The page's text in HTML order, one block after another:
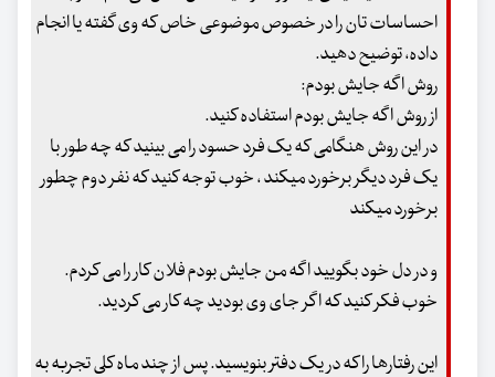
احساسات تان را در خصوص موضوعی خاص که وی گفته یا انجام
داده، توضیح دهید.
روش اگه جایش بودم:
از روش اگه جایش بودم استفاده کنید.
در این روش هنگامی که یک فرد حسود را می بینید که چه طور با
یک فرد دیگر برخورد میکند ، خوب توجه کنید که نفر دوم چطور
برخورد میکند
و در دل خود بگویید اگه من جایش بودم فلان کار را می کردم.
خوب فکر کنید که اگر جای وی بودید چه کار می کردید.
این رفتارها را که در یک دفتر بنویسید. پس از چند ماه کلی تجربه به